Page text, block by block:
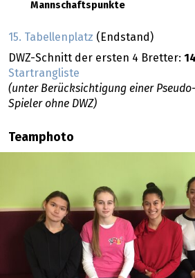
Mannschaftspunkte
15. Tabellenplatz (Endstand)
DWZ-Schnitt der ersten 4 Bretter:
Startrangliste
(unter Berücksichtigung einer
Spieler ohne DWZ)
Teamphoto